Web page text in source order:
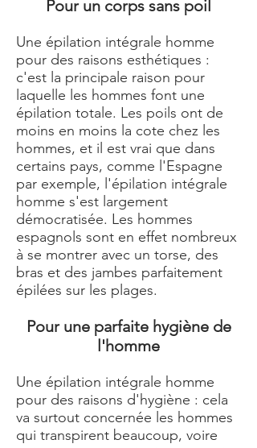
Pour un corps sans poil
Une épilation intégrale homme
pour des raisons esthétiques :
c'est la principale raison pour
laquelle les hommes font une
épilation totale. Les poils ont de
moins en moins la cote chez les
hommes, et il est vrai que dans
certains pays, comme l'Espagne
par exemple, l'épilation intégrale
homme s'est largement
démocratisée. Les hommes
espagnols sont en effet nombreux
à se montrer avec un torse, des
bras et des jambes parfaitement
épilées sur les plages.
Pour une parfaite hygiène de
l'homme
Une épilation intégrale homme
pour des raisons d'hygiène : cela
va surtout concernée les hommes
qui transpirent beaucoup, voire